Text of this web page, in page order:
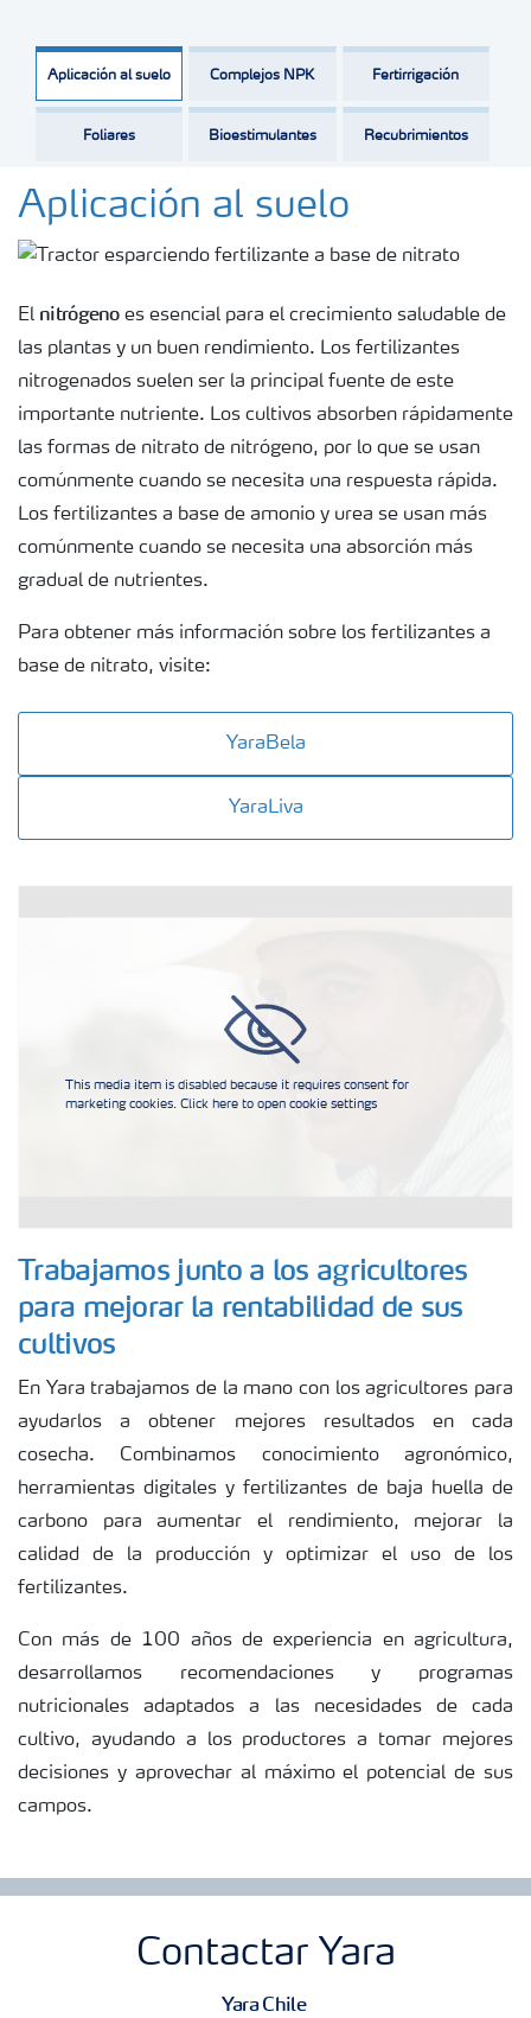
Aplicación al suelo Complejos NPK Fertirrigación
Foliares Bioestimulantes Recubrimientos
Aplicación al suelo
El nitrógenoes esencial para el crecimiento saludable de
las plantas y un buen rendimiento. Los fertilizantes
nitrogenados suelen ser la principal fuente de este
importante nutriente. Los cultivos absorben rápidamente
las formas de nitrato de nitrógeno, por lo que se usan
comúnmente cuando se necesita una respuesta rápida.
Los fertilizantes a base de amonio y urea se usan más
comúnmente cuando se necesita una absorción más
gradual de nutrientes.
Para obtener más información sobre los fertilizantes a
base de nitrato, visite:
YaraBela
YaraLiva
This media item is disabled because it requires consent for
marketing cookies. Click here to open cookie settings
Trabajamos junto a los agricultores
para mejorar la rentabilidad de sus
cultivos
En Yara trabajamos de la mano con los agricultores para
ayudarlos a obtener mejores resultados en cada
cosecha. Combinamos conocimiento agronómico,
herramientas digitales y fertilizantes de baja huella de
carbono para aumentar el rendimiento, mejorar la
calidad de la producción y optimizar el uso de los
fertilizantes.
Con más de 100 años de experiencia en agricultura,
desarrollamos recomendaciones y programas
nutricionales adaptados a las necesidades de cada
cultivo, ayudando a los productores a tomar mejores
decisiones y aprovechar al máximo el potencial de sus
campos.
Contactar Yara
Yara Chile